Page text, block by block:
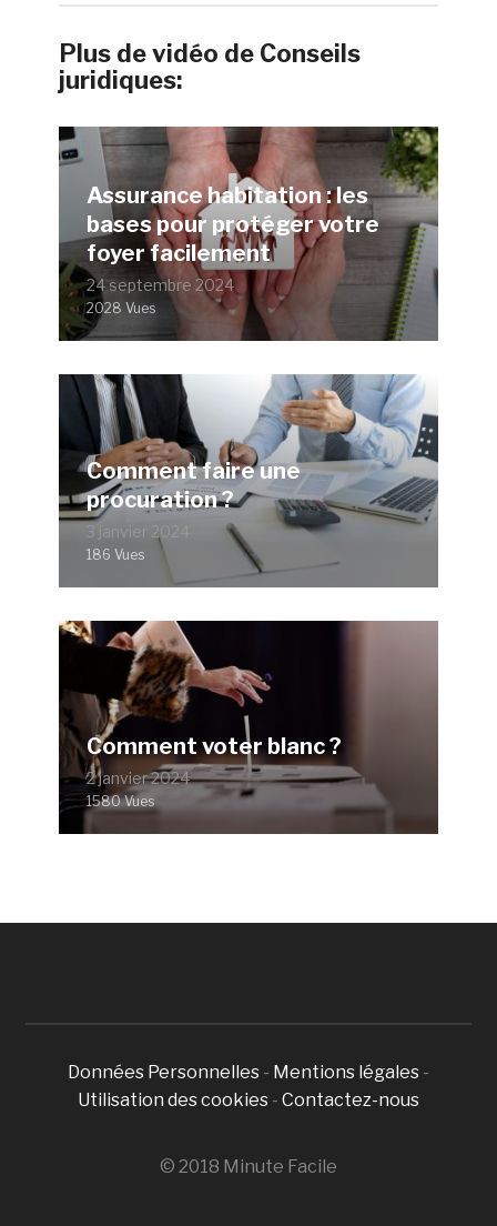
Plus de vidéo de Conseils
juridiques:
Assurance habitation : les
bases pour protéger votre
foyer facilement
24 septembre 2024
2028 Vues
Comment faire une
procuration ?
3 janvier 2024
186 Vues
Comment voter blanc ?
2 janvier 2024
1580 Vues
Données Personnelles - Mentions légales -
Utilisation des cookies - Contactez-nous
© 2018 Minute Facile